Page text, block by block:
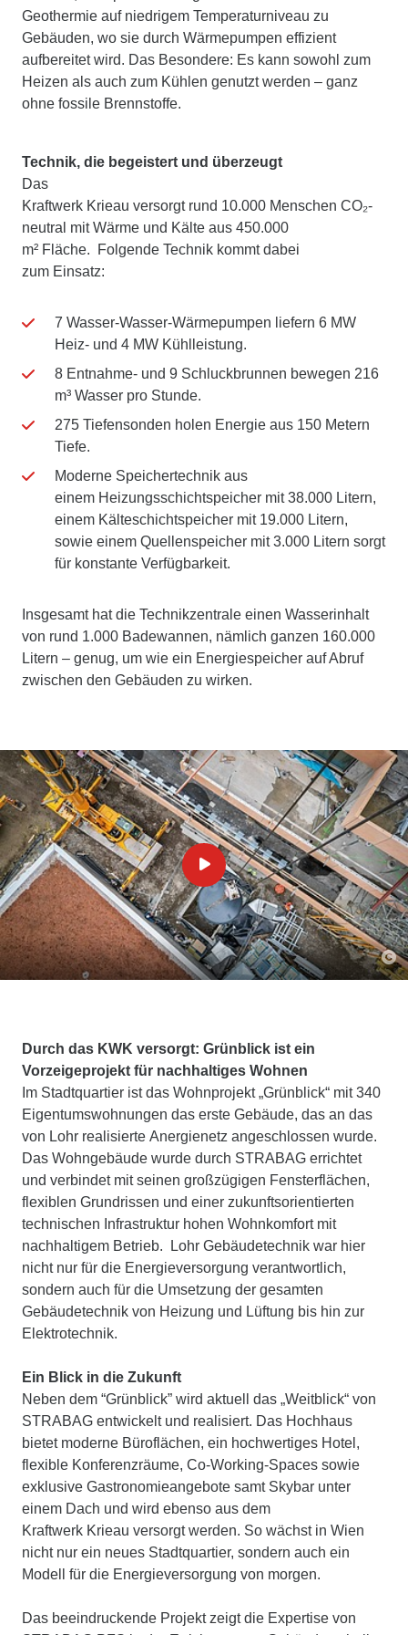
Geothermie auf niedrigem Temperaturniveau zu
Gebäuden, wo sie durch Wärmepumpen effizient
aufbereitet wird. Das Besondere: Es kann sowohl zum
Heizen als auch zum Kühlen genutzt werden – ganz
ohne fossile Brennstoffe.
Technik, die begeistert und überzeugt
Das
Kraftwerk Krieau versorgt rund 10.000 Menschen CO₂-
neutral mit Wärme und Kälte aus 450.000
m² Fläche. Folgende Technik kommt dabei
zum Einsatz:
7 Wasser-Wasser-Wärmepumpen liefern 6 MW
Heiz- und 4 MW Kühlleistung.
8 Entnahme- und 9 Schluckbrunnen bewegen 216
m³ Wasser pro Stunde.
275 Tiefensonden holen Energie aus 150 Metern
Tiefe.
Moderne Speichertechnik aus
einem Heizungsschichtspeicher mit 38.000 Litern,
einem Kälteschichtspeicher mit 19.000 Litern,
sowie einem Quellenspeicher mit 3.000 Litern sorgt
für konstante Verfügbarkeit.
Insgesamt hat die Technikzentrale einen Wasserinhalt
von rund 1.000 Badewannen, nämlich ganzen 160.000
Litern – genug, um wie ein Energiespeicher auf Abruf
zwischen den Gebäuden zu wirken.
Durch das KWK versorgt: Grünblick ist ein
Vorzeigeprojekt für nachhaltiges Wohnen
Im Stadtquartier ist das Wohnprojekt „Grünblick“ mit 340
Eigentumswohnungen das erste Gebäude, das an das
von Lohr realisierte Anergienetz angeschlossen wurde.
Das Wohngebäude wurde durch STRABAG errichtet
und verbindet mit seinen großzügigen Fensterflächen,
flexiblen Grundrissen und einer zukunftsorientierten
technischen Infrastruktur hohen Wohnkomfort mit
nachhaltigem Betrieb. Lohr Gebäudetechnik war hier
nicht nur für die Energieversorgung verantwortlich,
sondern auch für die Umsetzung der gesamten
Gebäudetechnik von Heizung und Lüftung bis hin zur
Elektrotechnik.
Ein Blick in die Zukunft
Neben dem “Grünblick” wird aktuell das „Weitblick“ von
STRABAG entwickelt und realisiert. Das Hochhaus
bietet moderne Büroflächen, ein hochwertiges Hotel,
flexible Konferenzräume, Co-Working-Spaces sowie
exklusive Gastronomieangebote samt Skybar unter
einem Dach und wird ebenso aus dem
Kraftwerk Krieau versorgt werden. So wächst in Wien
nicht nur ein neues Stadtquartier, sondern auch ein
Modell für die Energieversorgung von morgen.
Das beeindruckende Projekt zeigt die Expertise von